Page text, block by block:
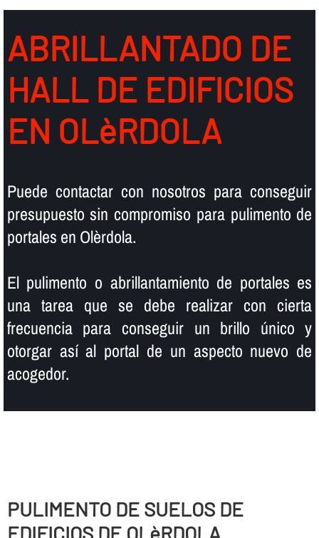
ABRILLANTADO DE
HALL DE EDIFICIOS
EN OLèRDOLA
Puede contactar con nosotros para conseguir
presupuesto sin compromiso para pulimento de
portales en Olèrdola.
El pulimento o abrillantamiento de portales es
una tarea que se debe realizar con cierta
frecuencia para conseguir un brillo único y
otorgar así­ al portal de un aspecto nuevo de
acogedor.
PULIMENTO DE SUELOS DE
EDIFICIOS DE OLèRDOLA